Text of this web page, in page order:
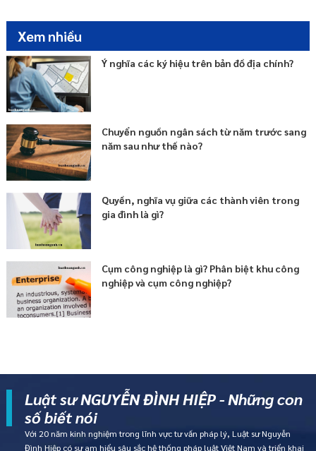
Xem nhiều
Ý nghĩa các ký hiệu trên bản đồ địa chính?
Chuyển nguồn ngân sách từ năm trước sang
năm sau như thế nào?
Quyền, nghĩa vụ giữa các thành viên trong
gia đình là gì?
Cụm công nghiệp là gì? Phân biệt khu công
nghiệp và cụm công nghiệp?
Luật sư NGUYỄN ĐÌNH HIỆP - Những con
số biết nói
Với 20 năm kinh nghiệm trong lĩnh vực tư vấn pháp lý, Luật sư Nguyễn
Đình Hiệp có sự am hiểu sâu sắc hệ thống pháp luật Việt Nam và triển khai